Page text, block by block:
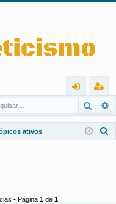
ra
r
eg
ist
ra
ativos
• Página 1de 1